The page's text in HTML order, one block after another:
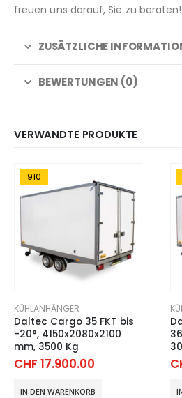
freuen uns darauf, Sie zu beraten!
ZUSÄTZLICHE
BEWERTUNGEN (0)
VERWANDTE PRODUKTE
906
KÜHLANHÄNGER
Daltec VZ 36-30 FKT,
3600x1800x1800 mm,
3000 Kg
CHF 16.400.00
IN DEN WARENKORB
(-